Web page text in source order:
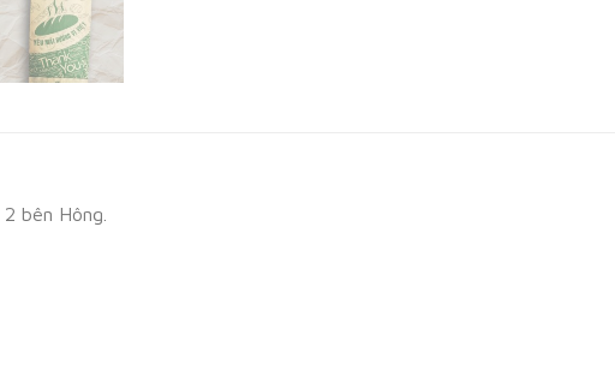
bên Hông.